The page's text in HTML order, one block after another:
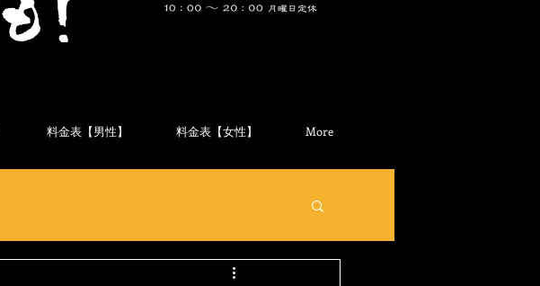
料金表【男性】 料金表【女性】 More